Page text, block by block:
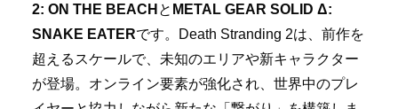
2: ON THE BEACH と METAL GEAR SOLID Δ:
SNAKE EATERです。Death Stranding 2は、前作を
超えるスケールで、未知のエリアや新キャラクター
が登場。オンライン要素が強化され、世界中のプレ